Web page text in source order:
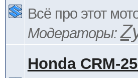
Всё про этот
Модераторы:
Honda CRM-